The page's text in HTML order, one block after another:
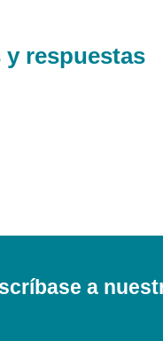
y respuestas
a